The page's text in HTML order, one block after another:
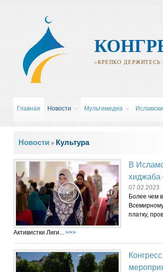
«КРЕПКО ДЕРЖИТЕСЬ
Главная Новости Мультимедиа
Вы здесь
Новости » Культура
В
хиджаба
07.02.2023
Более чем
платку,
Активистки Лиги... >>>